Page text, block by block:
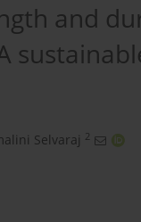
and
Selvaraj 2